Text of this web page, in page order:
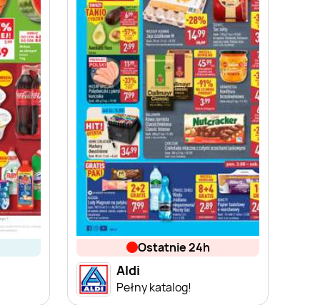
ostatnie 24h
Aldi
Pełny katalog!